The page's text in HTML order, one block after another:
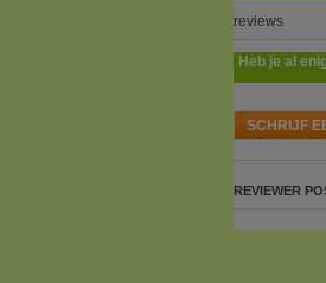
reviews
Heb je al
SCHRIJF
REVIEWER